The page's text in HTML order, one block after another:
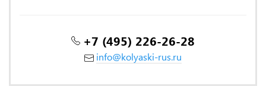
+7 (495) 226-26-28
info@kolyaski-rus.ru